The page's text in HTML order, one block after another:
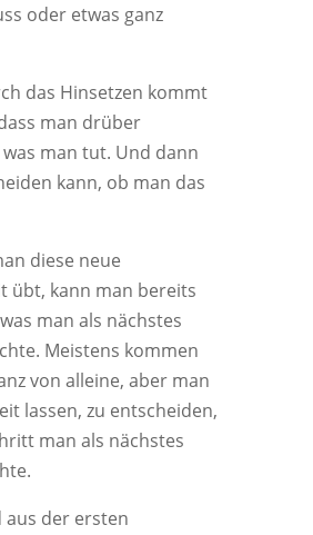
oder etwas ganz
das Hinsetzen kommt
man drüber
man tut. Und dann
kann, ob man das
diese neue
übt, kann man bereits
man als nächstes
Meistens kommen
von alleine, aber man
lassen, zu entscheiden,
man als nächstes
aus der ersten